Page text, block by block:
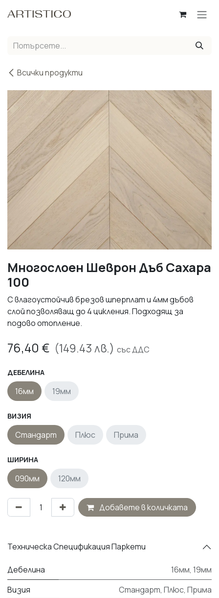
Всички продукти
Многослоен Шеврон Дъб Сахара
100
С влагоустойчив брезов шперплат и 4мм дъбов
слой позволяващ до 4 цикления. Подходящ за
подово отопление.
76,40 € (149.43лв.) със ДДС
ДЕБЕЛИНА
16мм 19мм
ВИЗИЯ
Стандарт Плюс Прима
ШИРИНА
090мм 120мм
Добавете в количката
Техническа Спецификация Паркети
Дебелина 16мм, 19мм
Визия
Стандарт, Плюс, Прима